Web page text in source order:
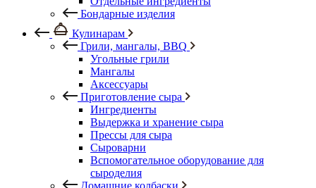
Бондарные изделия
Кулинарам
Грили, мангалы, BBQ
Угольные грили
Мангалы
Аксессуары
Приготовление сыра
Ингредиенты
Выдержка и хранение сыра
Прессы для сыра
Сыроварни
Вспомогательное оборудование для
сыроделия
Домашние колбаски